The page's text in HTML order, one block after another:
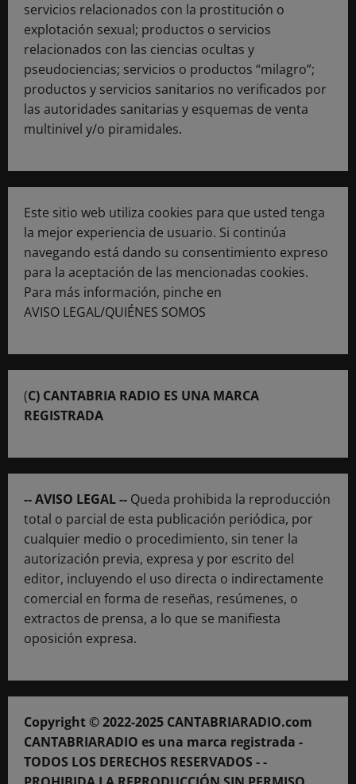
servicios relacionados con la prostitución o
explotación sexual; productos o servicios
relacionados con las ciencias ocultas y
pseudociencias; servicios o productos “milagro”;
productos y servicios sanitarios no verificados por
las autoridades sanitarias y esquemas de venta
multinivel y/o piramidales.
Este sitio web utiliza cookies para que usted tenga
la mejor experiencia de usuario. Si continúa
navegando está dando su consentimiento expreso
para la aceptación de las mencionadas cookies.
Para más información, pinche en
AVISO LEGAL/QUIÉNES SOMOS
(C) CANTABRIA RADIO ES UNA MARCA
REGISTRADA
-- AVISO LEGAL -- Queda prohibida la reproducción
total o parcial de esta publicación periódica, por
cualquier medio o procedimiento, sin tener la
autorización previa, expresa y por escrito del
editor, incluyendo el uso directa o indirectamente
comercial en forma de reseñas, resúmenes, o
extractos de prensa, a lo que se manifiesta
oposición expresa.
Copyright © 2022-2025 CANTABRIARADIO.com
CANTABRIARADIO es una marca registrada -
TODOS LOS DERECHOS RESERVADOS - -